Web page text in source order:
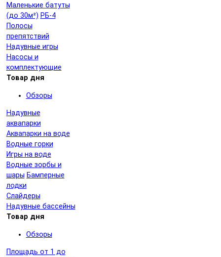
Маленькие батуты
(до 30м²) РБ-4
Полосы
препятствий
Надувные игры
Насосы и
комплектующие
Товар дня
Обзоры
Надувные
аквапарки
Аквапарки на воде
Водные горки
Игры на воде
Водные зорбы и
шары Бамперные
лодки
Слайдеры
Надувные бассейны
Товар дня
Обзоры
Площадь от 1 до